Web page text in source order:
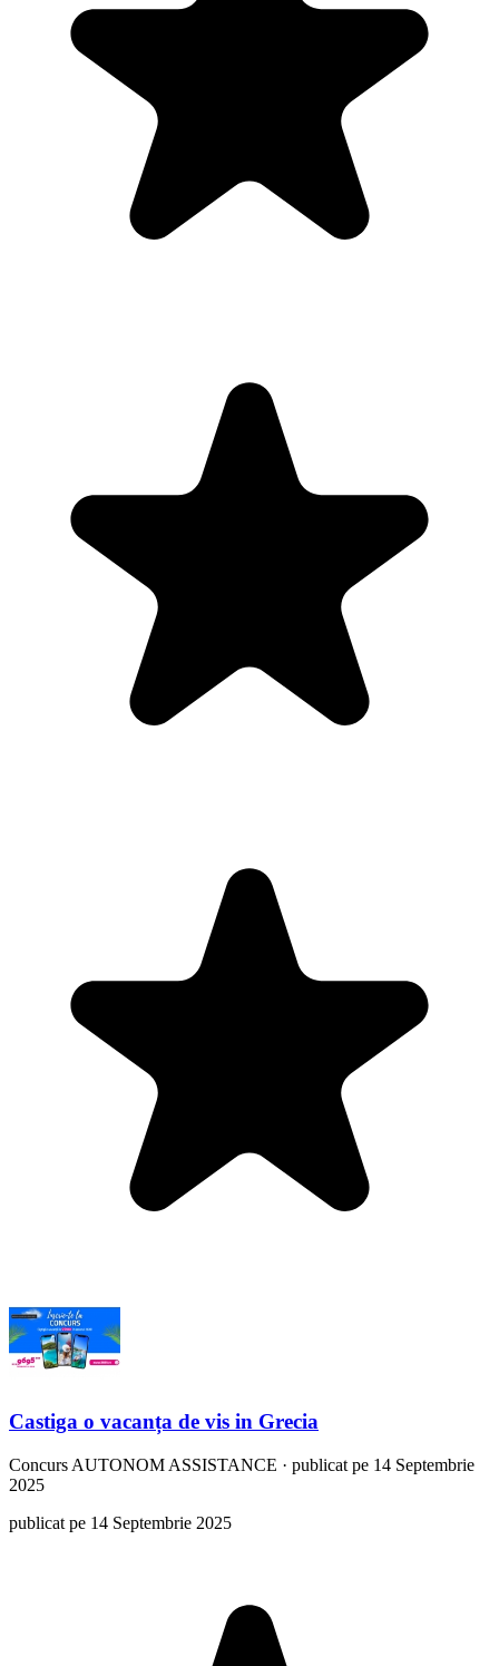
Castiga o vacanța de vis in Grecia
Concurs AUTONOM ASSISTANCE · publicat pe 14 Septembrie
2025
publicat pe 14 Septembrie 2025